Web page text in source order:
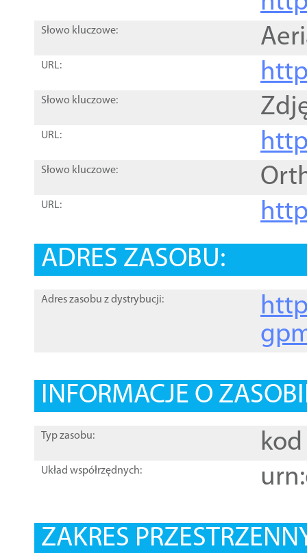
Słowo kluczowe:
URL:
Słowo kluczowe:
URL:
Słowo kluczowe:
URL:
ADRES ZASOBU:
Adres zasobu z dystrybucji:
INFORMACJE O
Typ zasobu: kod
Układ współrzędnych:
ZAKRES